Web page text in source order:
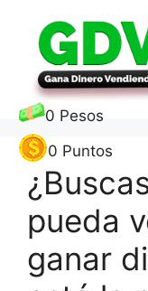
0 Pesos
0 Puntos
contenido
pueda
ganar